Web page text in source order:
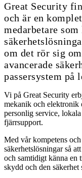
Great Security
och är en
medarbetare
om det rör sig
avancerade
passersystem på
Vi på Great Security
mekanik och elektronik
personlig service,
fjärrsupport.
Med vår kompetens
säkerhetslösningar så
och samtidigt känna en
skydd och den säkerhet